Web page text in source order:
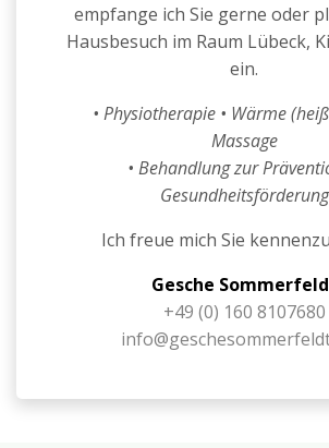
empfange ich Sie gerne oder
Hausbesuch im Raum Lübeck,
ein.
• Physiotherapie • Wärme
Massage
• Behandlung zur
Gesundheitsförderung
Ich freue mich Sie
Gesche
+49 (0) 160 8107680